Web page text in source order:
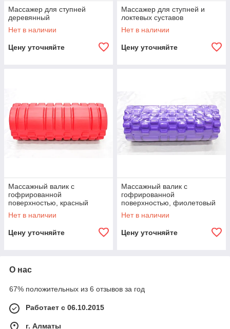
Массажер для ступней
деревянный
Нет в наличии
Цену уточняйте
Массажер для ступней и
локтевых суставов
Нет в наличии
Цену уточняйте
Массажный валик с
гофрированной
поверхностью, красный
Нет в наличии
Цену уточняйте
Массажный валик с
гофрированной
поверхностью, фиолетовый
Нет в наличии
Цену уточняйте
О нас
67% положительных из 6 отзывов за год
Работает с 06.10.2015
г. Алматы